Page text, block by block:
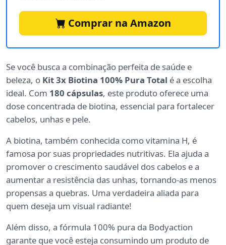
Comprar na Amazon
Se você busca a combinação perfeita de saúde e
beleza, o Kit 3x Biotina 100% Pura Total é a escolha
ideal. Com 180 cápsulas, este produto oferece uma
dose concentrada de biotina, essencial para fortalecer
cabelos, unhas e pele.
A biotina, também conhecida como vitamina H, é
famosa por suas propriedades nutritivas. Ela ajuda a
promover o crescimento saudável dos cabelos e a
aumentar a resistência das unhas, tornando-as menos
propensas a quebras. Uma verdadeira aliada para
quem deseja um visual radiante!
Além disso, a fórmula 100% pura da Bodyaction
garante que você esteja consumindo um produto de